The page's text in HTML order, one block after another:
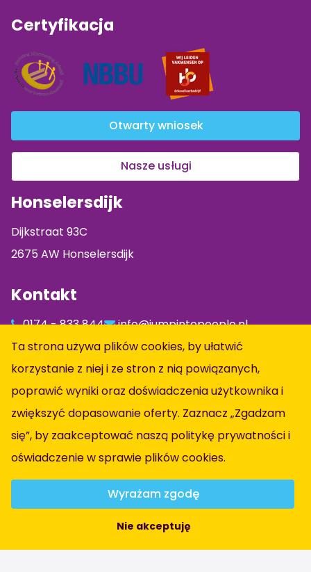
Certyfikacja
Otwarty wniosek
Nasze usługi
Honselersdijk
Dijkstraat 93C
2675 AW Honselersdijk
Kontakt
0174 - 833 844
info@jumpintopeople.nl
Facebook
Instagram
LinkedIn
Informacja
Wszystkie oferty pracy
Obszary zawodowe
O Nas
Warunki ogólne
Ta strona używa plików cookies, by ułatwić
korzystanie z niej i ze stron z nią powiązanych,
poprawić wyniki oraz doświadczenia użytkownika i
zwiększyć dopasowanie oferty. Zaznacz „Zgadzam
się”, by zaakceptować naszą politykę prywatności i
oświadczenie w sprawie plików cookies.
Wyrażam zgodę
Nie akceptuję